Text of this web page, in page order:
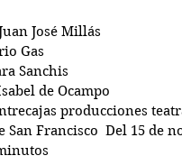
José Millás
Gas
Sanchis
de Ocampo
producciones
San Francisco  Del 15 de